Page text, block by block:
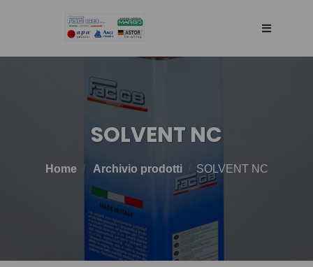
SELLING WEB
TECHNOLOGY
PRODOTTI
SOLVENT NC
Home Archivio prodotti SOLVENT NC